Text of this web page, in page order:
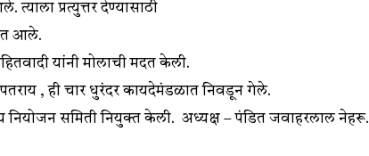
प्रत्युत्तर देण्यासाठी
आले.
यांनी मोलाची मदत केली.
, ही चार धुरंदर कायदेमंडळात निवडून गेले.
नियोजन समिती नियुक्त केली. अध्यक्ष – पंडित जवाहरलाल नेहरू.